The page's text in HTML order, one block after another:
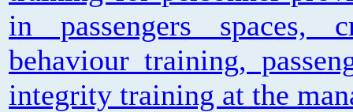
in passengers spaces,
behaviour training,
integrity training at the